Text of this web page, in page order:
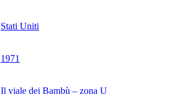
Stati Uniti
1971
Il viale dei Bambù – zona U